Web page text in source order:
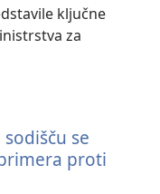
ključne
za
se
proti